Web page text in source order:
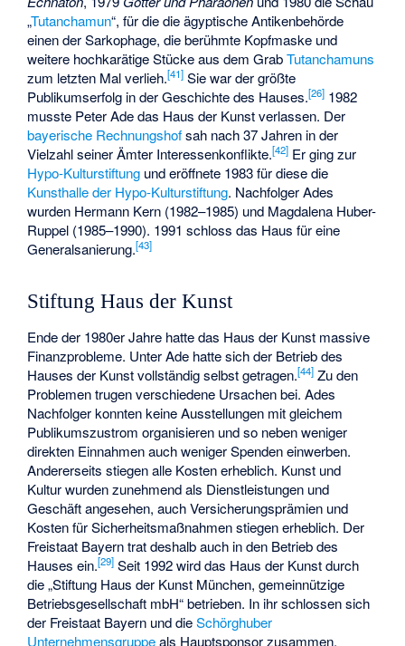
„Tutanchamun“, für die die ägyptische Antikenbehörde
einen der Sarkophage, die berühmte Kopfmaske und
weitere hochkarätige Stücke aus dem GrabTutanchamuns
zum letzten Mal verlieh.[41] Sie war der größte
Publikumserfolg in der Geschichte des Hauses.[26] 1982
musste Peter Ade das Haus der Kunst verlassen. Der
bayerische Rechnungshofsah nach 37 Jahren in der
Vielzahl seiner Ämter Interessenkonflikte.[42] Er ging zur
Hypo-Kulturstiftung und eröffnete 1983 für diese die
Kunsthalle der Hypo-Kulturstiftung. Nachfolger Ades
wurden Hermann Kern (1982–1985) und Magdalena Huber-
Ruppel (1985–1990). 1991 schloss das Haus für eine
Generalsanierung.[43]
Stiftung Haus der Kunst
Ende der 1980er Jahre hatte das Haus der Kunst massive
Finanzprobleme. Unter Ade hatte sich der Betrieb des
Hauses der Kunst vollständig selbst getragen.[44] Zu den
Problemen trugen verschiedene Ursachen bei. Ades
Nachfolger konnten keine Ausstellungen mit gleichem
Publikumszustrom organisieren und so neben weniger
direkten Einnahmen auch weniger Spenden einwerben.
Andererseits stiegen alle Kosten erheblich. Kunst und
Kultur wurden zunehmend als Dienstleistungen und
Geschäft angesehen, auch Versicherungsprämien und
Kosten für Sicherheitsmaßnahmen stiegen erheblich. Der
Freistaat Bayern trat deshalb auch in den Betrieb des
Hauses ein.[29] Seit 1992 wird das Haus der Kunst durch
die „Stiftung Haus der Kunst München, gemeinnützige
Betriebsgesellschaft mbH“ betrieben. In ihr schlossen sich
der Freistaat Bayern und dieSchörghuber
Unternehmensgruppeals Hauptsponsor zusammen,